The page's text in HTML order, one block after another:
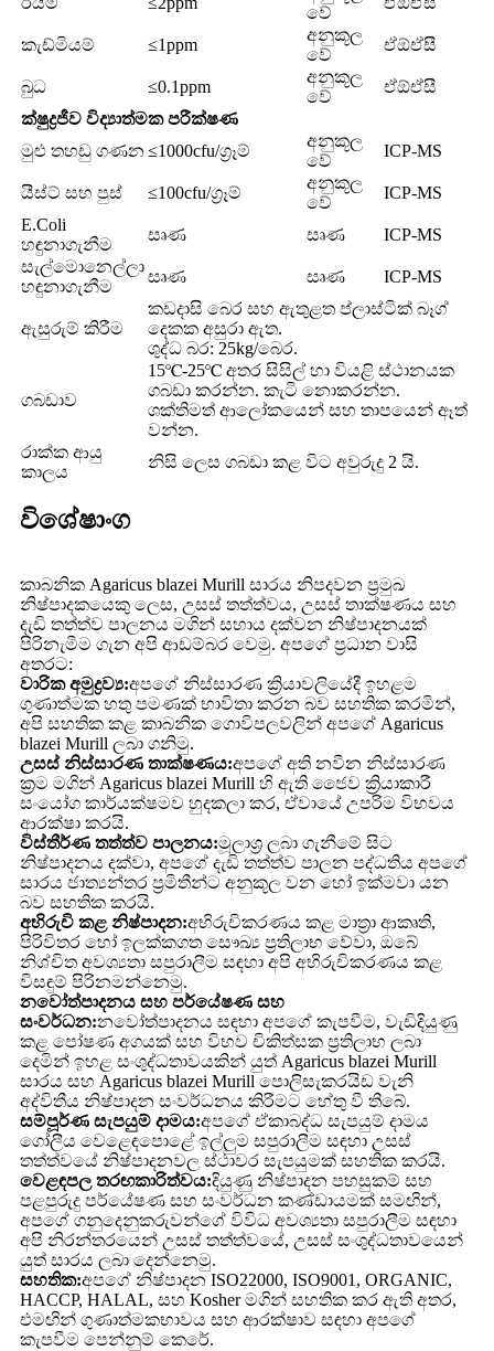
වේ
කැඩ්මියම් ≤1ppm
අනුකූල
වේ
ඒඕඒසී
බුධ ≤0.1ppm
අනුකූල
වේ
ඒඕඒසී
ක්ෂුද්‍රජීව විද්‍යාත්මක පරීක්ෂණ
මුළු තහඩු ගණන ≤1000cfu/ග්‍රෑම්
අනුකූල
වේ
ICP-MS
යීස්ට් සහ පුස් ≤100cfu/ග්‍රෑම්
අනුකූල
වේ
ICP-MS
E.Coli
හඳුනාගැනීම
සෘණ සෘණ
ICP-MS
සැල්මොනෙල්ලා
හඳුනාගැනීම
සෘණ සෘණ ICP-MS
ඇසුරුම් කිරීම
කඩදාසි බෙර සහ ඇතුළත ප්ලාස්ටික් බෑග්
දෙකක අසුරා ඇත.
ශුද්ධ බර: 25kg/බෙර.
ගබඩාව
15℃-25℃ අතර සිසිල් හා වියළි ස්ථානයක
ගබඩා කරන්න. කැටි නොකරන්න.
ශක්තිමත් ආලෝකයෙන් සහ තාපයෙන් ඈත්
වන්න.
රාක්ක ආයු
කාලය
නිසි ලෙස ගබඩා කළ විට අවුරුදු 2 යි.
විශේෂාංග
කාබනික Agaricus blazei Murill සාරය නිපදවන ප්‍රමුඛ
නිෂ්පාදකයෙකු ලෙස, උසස් තත්ත්වය, උසස් තාක්ෂණය සහ
දැඩි තත්ත්ව පාලනය මගින් සහාය දක්වන නිෂ්පාදනයක්
පිරිනැමීම ගැන අපි ආඩම්බර වෙමු. අපගේ ප්‍රධාන වාසි
අතරට:
වාරික අමුද්‍රව්‍ය:අපගේ නිස්සාරණ ක්‍රියාවලියේදී ඉහළම
ගුණාත්මක හතු පමණක් භාවිතා කරන බව සහතික කරමින්,
අපි සහතික කළ කාබනික ගොවිපලවලින් අපගේ Agaricus
blazei Murill ලබා ගනිමු.
උසස් නිස්සාරණ තාක්ෂණය:අපගේ අති නවීන නිස්සාරණ
ක්‍රම මගින් Agaricus blazei Murill හි ඇති ජෛව ක්‍රියාකාරී
සංයෝග කාර්යක්ෂමව හුදකලා කර, ඒවායේ උපරිම විභවය
ආරක්ෂා කරයි.
විස්තීර්ණ තත්ත්ව පාලනය:මූලාශ්‍ර ලබා ගැනීමේ සිට
නිෂ්පාදනය දක්වා, අපගේ දැඩි තත්ත්ව පාලන පද්ධතිය අපගේ
සාරය ජාත්‍යන්තර ප්‍රමිතීන්ට අනුකූල වන හෝ ඉක්මවා යන
බව සහතික කරයි.
අභිරුචි කළ නිෂ්පාදන:අභිරුචිකරණය කළ මාත්‍රා ආකෘති,
පිරිවිතර හෝ ඉලක්කගත සෞඛ්‍ය ප්‍රතිලාභ වේවා, ඔබේ
නිශ්චිත අවශ්‍යතා සපුරාලීම සඳහා අපි අභිරුචිකරණය කළ
විසඳුම් පිරිනමන්නෙමු.
නවෝත්පාදනය සහ පර්යේෂණ සහ
සංවර්ධන:නවෝත්පාදනය සඳහා අපගේ කැපවීම, වැඩිදියුණු
කළ පෝෂණ අගයක් සහ විභව චිකිත්සක ප්‍රතිලාභ ලබා
දෙමින් ඉහළ සංශුද්ධතාවයකින් යුත් Agaricus blazei Murill
සාරය සහ Agaricus blazei Murill පොලිසැකරයිඩ වැනි
අද්විතීය නිෂ්පාදන සංවර්ධනය කිරීමට හේතු වී තිබේ.
සම්පූර්ණ සැපයුම් දාමය:අපගේ ඒකාබද්ධ සැපයුම් දාමය
ගෝලීය වෙළෙඳපොළේ ඉල්ලුම සපුරාලීම සඳහා උසස්
තත්ත්වයේ නිෂ්පාදනවල ස්ථාවර සැපයුමක් සහතික කරයි.
වෙළඳපල තරඟකාරිත්වය:දියුණු නිෂ්පාදන පහසුකම් සහ
පළපුරුදු පර්යේෂණ සහ සංවර්ධන කණ්ඩායමක් සමඟින්,
අපගේ ගනුදෙනුකරුවන්ගේ විවිධ අවශ්‍යතා සපුරාලීම සඳහා
අපි නිරන්තරයෙන් උසස් තත්ත්වයේ, උසස් සංශුද්ධතාවයෙන්
යුත් සාරය ලබා දෙන්නෙමු.
සහතික:අපගේ නිෂ්පාදන ISO22000, ISO9001, ORGANIC,
HACCP, HALAL, සහ Kosher මගින් සහතික කර ඇති අතර,
එමඟින් ගුණාත්මකභාවය සහ ආරක්ෂාව සඳහා අපගේ
කැපවීම පෙන්නුම් කෙරේ.